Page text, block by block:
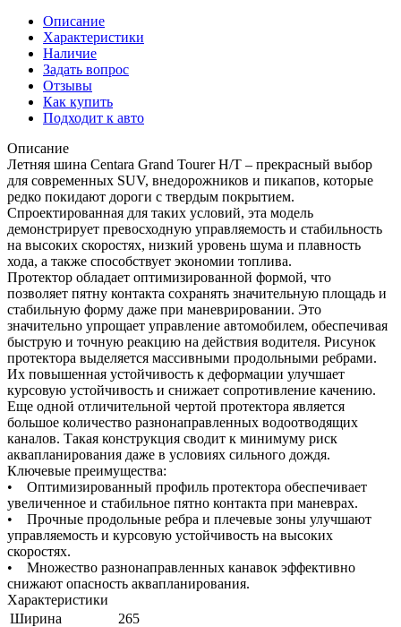
Описание
Характеристики
Наличие
Задать вопрос
Отзывы
Как купить
Подходит к авто
Описание
Летняя шина Centara Grand Tourer H/T – прекрасный выбор
для современных SUV, внедорожников и пикапов, которые
редко покидают дороги с твердым покрытием.
Спроектированная для таких условий, эта модель
демонстрирует превосходную управляемость и стабильность
на высоких скоростях, низкий уровень шума и плавность
хода, а также способствует экономии топлива.
Протектор обладает оптимизированной формой, что
позволяет пятну контакта сохранять значительную площадь и
стабильную форму даже при маневрировании. Это
значительно упрощает управление автомобилем, обеспечивая
быструю и точную реакцию на действия водителя. Рисунок
протектора выделяется массивными продольными ребрами.
Их повышенная устойчивость к деформации улучшает
курсовую устойчивость и снижает сопротивление качению.
Еще одной отличительной чертой протектора является
большое количество разнонаправленных водоотводящих
каналов. Такая конструкция сводит к минимуму риск
аквапланирования даже в условиях сильного дождя.
Ключевые преимущества:
• Оптимизированный профиль протектора обеспечивает
увеличенное и стабильное пятно контакта при маневрах.
• Прочные продольные ребра и плечевые зоны улучшают
управляемость и курсовую устойчивость на высоких
скоростях.
• Множество разнонаправленных канавок эффективно
снижают опасность аквапланирования.
Характеристики
Ширина
265